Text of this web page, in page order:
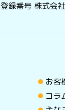
登録番号 株式会
お客
コラ